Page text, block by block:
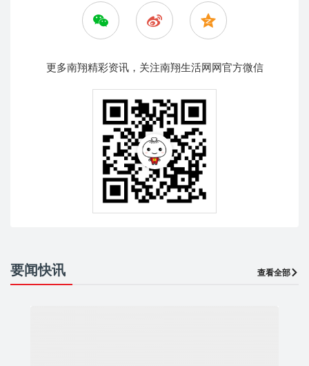
更多南翔精彩资讯，关注南翔生活网网官方微信
要闻快讯 查看全部